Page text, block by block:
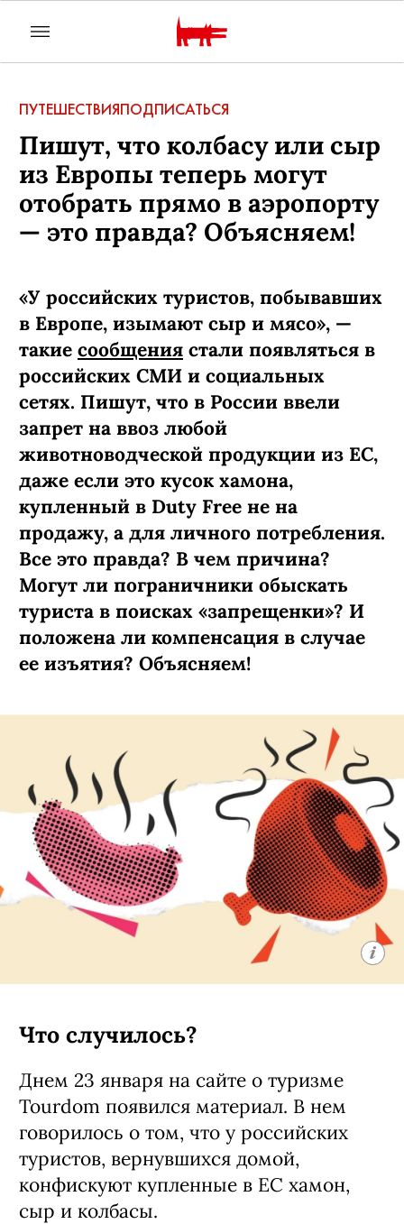
ПУТЕШЕСТВИЯПОДПИСАТЬСЯ
Пишут, что колбасу или сыр
из Европы теперь могут
отобрать прямо в аэропорту
— это правда? Объясняем!
«У российских туристов, побывавших
в Европе, изымают сыр и мясо», —
такие сообщения стали появляться в
российских СМИ и социальных
сетях. Пишут, что в России ввели
запрет на ввоз любой
животноводческой продукции из ЕС,
даже если это кусок хамона,
купленный в Duty Free не на
продажу, а для личного потребления.
Все это правда? В чем причина?
Могут ли пограничники обыскать
туриста в поисках «запрещенки»? И
положена ли компенсация в случае
ее изъятия? Объясняем!
Что случилось?
Днем 23 января на сайте о туризме
Tourdom появился материал. В нем
говорилось о том, что у российских
туристов, вернувшихся домой,
конфискуют купленные в ЕС хамон,
сыр и колбасы.